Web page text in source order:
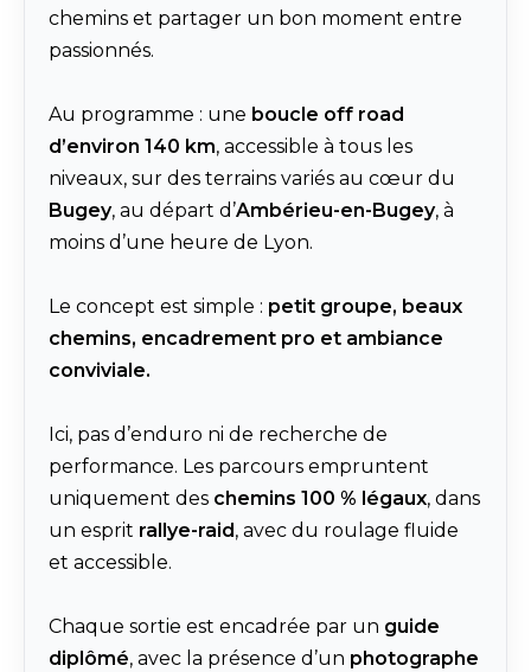
chemins et partager un bon moment entre
passionnés.
Au programme : une boucle off road
d’environ 140 km, accessible à tous les
niveaux, sur des terrains variés au cœur du
Bugey, au départ d’Ambérieu-en-Bugey, à
moins d’une heure de Lyon.
Le concept est simple : petit groupe, beaux
chemins, encadrement pro et ambiance
conviviale.
Ici, pas d’enduro ni de recherche de
performance. Les parcours empruntent
uniquement des chemins 100 % légaux, dans
un esprit rallye-raid , avec du roulage fluide
et accessible.
Chaque sortie est encadrée par un guide
diplômé, avec la présence d’un photographe